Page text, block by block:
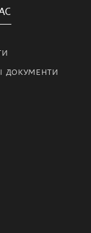
ДОКУМЕНТИ